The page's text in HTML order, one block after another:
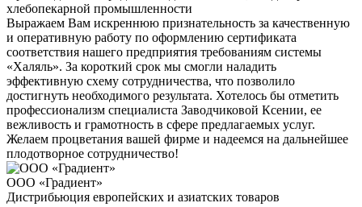
хлебопекарной промышленности
Выражаем Вам искреннюю признательность за качественную
и оперативную работу по оформлению сертификата
соответствия нашего предприятия требованиям системы
«Халяль». За короткий срок мы смогли наладить
эффективную схему сотрудничества, что позволило
достигнуть необходимого результата. Хотелось бы отметить
профессионализм специалиста Заводчиковой Ксении, ее
вежливость и грамотность в сфере предлагаемых услуг.
Желаем процветания вашей фирме и надеемся на дальнейшее
плодотворное сотрудничество!
ООО «Градиент»
Дистрибьюция европейских и азиатских товаров